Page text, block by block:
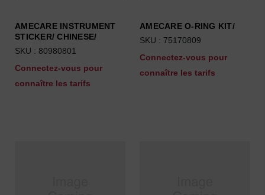
AMECARE INSTRUMENT
STICKER/ CHINESE/
SKU : 80980801
Connectez-vous pour
connaître les tarifs
AMECARE O-RING KIT/
SKU : 75170809
Connectez-vous pour
connaître les tarifs